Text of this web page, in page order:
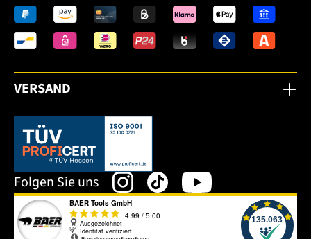
VERSAND
Dieser Link öffnet sich in einem neuen Tab.
Folgen Sie uns